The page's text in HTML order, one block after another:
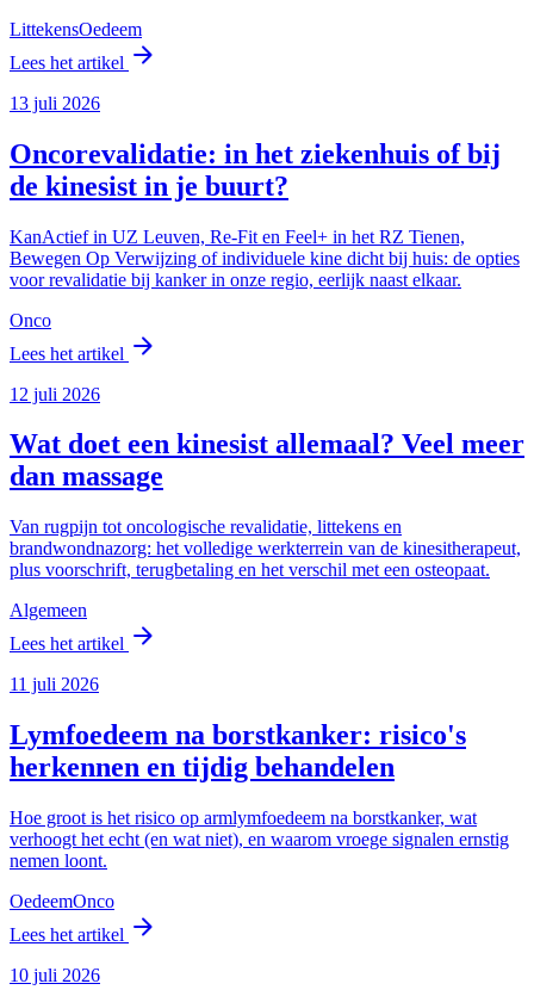
LittekensOedeem
Lees het artikel arrow_forward
13 juli 2026
Oncorevalidatie: in het ziekenhuis of bij
de kinesist in je buurt?
KanActief in UZ Leuven, Re-Fit en Feel+ in het RZ Tienen,
Bewegen Op Verwijzing of individuele kine dicht bij huis: de opties
voor revalidatie bij kanker in onze regio, eerlijk naast elkaar.
Onco
Lees het artikel arrow_forward
12 juli 2026
Wat doet een kinesist allemaal? Veel meer
dan massage
Van rugpijn tot oncologische revalidatie, littekens en
brandwondnazorg: het volledige werkterrein van de kinesitherapeut,
plus voorschrift, terugbetaling en het verschil met een osteopaat.
Algemeen
Lees het artikel arrow_forward
11 juli 2026
Lymfoedeem na borstkanker: risico's
herkennen en tijdig behandelen
Hoe groot is het risico op armlymfoedeem na borstkanker, wat
verhoogt het echt (en wat niet), en waarom vroege signalen ernstig
nemen loont.
OedeemOnco
Lees het artikel arrow_forward
10 juli 2026